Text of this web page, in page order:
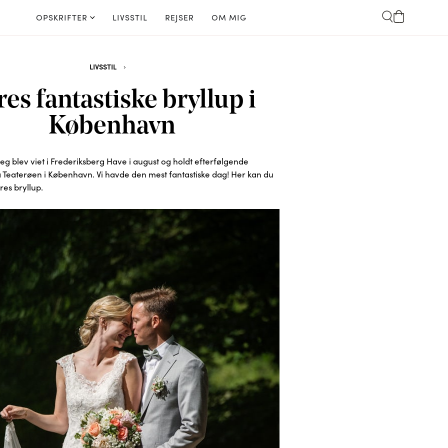
OPSKRIFTER LIVSSTIL REJSER OM MIG
LIVSSTIL
fantastiske bryllup i
København
blev viet i Frederiksberg Have i august og holdt efterfølgende
i København. Vi havde den mest fantastiske dag! Her kan du
bryllup.